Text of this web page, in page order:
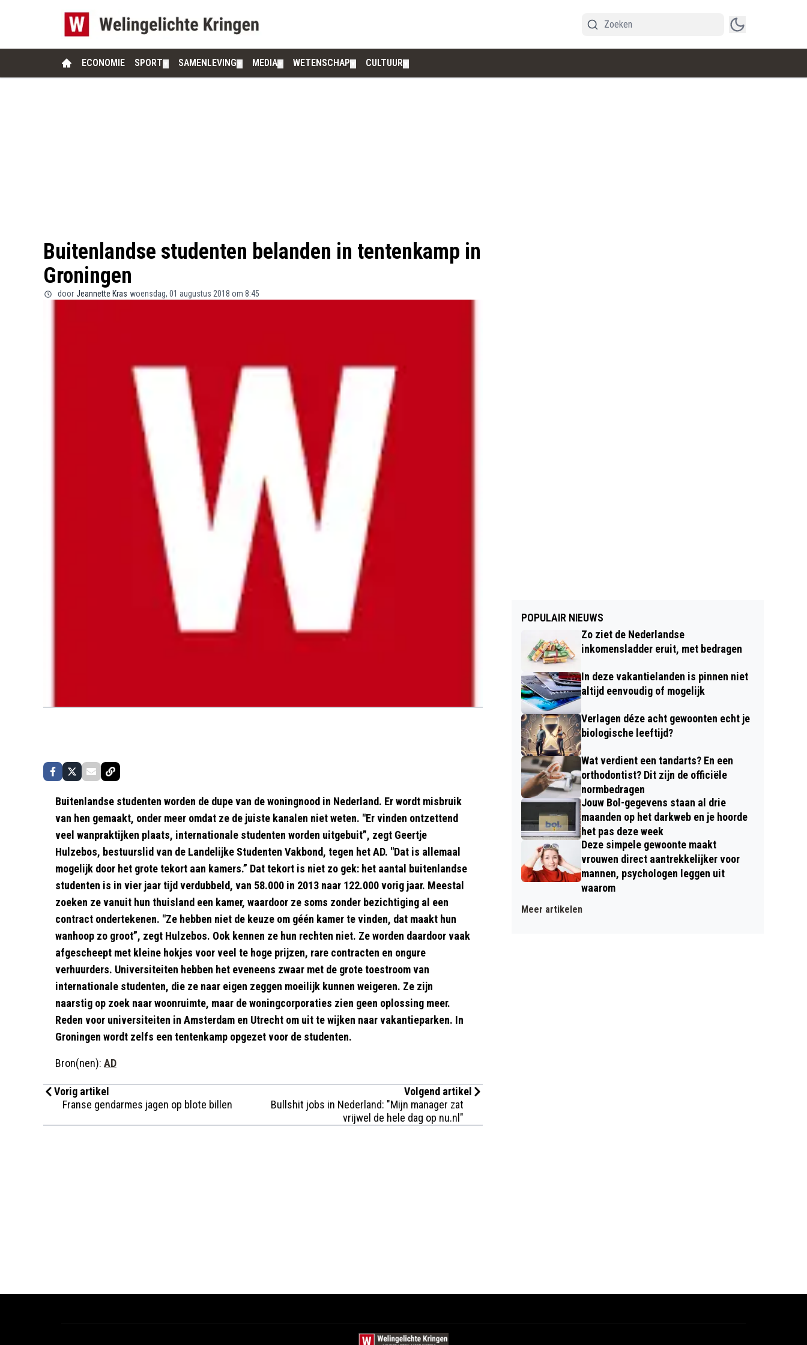
ECONOMIE SPORT SAMENLEVING MEDIA WETENSCHAP CULTUUR
Buitenlandse studenten belanden in tentenkamp in
Groningen
door Jeannette Kras woensdag, 01 augustus 2018 om 8:45
Buitenlandse studenten worden de dupe van de woningnood in Nederland. Er wordt misbruik
van hen gemaakt, onder meer omdat ze de juiste kanalen niet weten. "Er vinden ontzettend
veel wanpraktijken plaats, internationale studenten worden uitgebuit”, zegt Geertje
Hulzebos, bestuurslid van de Landelijke Studenten Vakbond, tegen het AD. "Dat is allemaal
mogelijk door het grote tekort aan kamers.” Dat tekort is niet zo gek: het aantal buitenlandse
studenten is in vier jaar tijd verdubbeld, van 58.000 in 2013 naar 122.000 vorig jaar. Meestal
zoeken ze vanuit hun thuisland een kamer, waardoor ze soms zonder bezichtiging al een
contract ondertekenen. "Ze hebben niet de keuze om géén kamer te vinden, dat maakt hun
wanhoop zo groot”, zegt Hulzebos. Ook kennen ze hun rechten niet. Ze worden daardoor vaak
afgescheept met kleine hokjes voor veel te hoge prijzen, rare contracten en ongure
verhuurders. Universiteiten hebben het eveneens zwaar met de grote toestroom van
internationale studenten, die ze naar eigen zeggen moeilijk kunnen weigeren. Ze zijn
naarstig op zoek naar woonruimte, maar de woningcorporaties zien geen oplossing meer.
Reden voor universiteiten in Amsterdam en Utrecht om uit te wijken naar vakantieparken. In
Groningen wordt zelfs een tentenkamp opgezet voor de studenten.
Bron(nen): AD
Vorig artikel
Franse gendarmes jagen op blote billen
Volgend artikel
Bullshit jobs in Nederland: "Mijn manager zat
vrijwel de hele dag op nu.nl"
POPULAIR NIEUWS
Zo ziet de Nederlandse
inkomensladder eruit, met bedragen
In deze vakantielanden is pinnen niet
altijd eenvoudig of mogelijk
Verlagen déze acht gewoonten echt je
biologische leeftijd?
Wat verdient een tandarts? En een
orthodontist? Dit zijn de officiële
normbedragen
Jouw Bol-gegevens staan al drie
maanden op het darkweb en je hoorde
het pas deze week
Deze simpele gewoonte maakt
vrouwen direct aantrekkelijker voor
mannen, psychologen leggen uit
waarom
Meer artikelen